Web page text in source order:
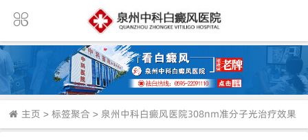
主页 > 标签聚合 > 泉州中科白癜风医院308nm准分子光治疗效果